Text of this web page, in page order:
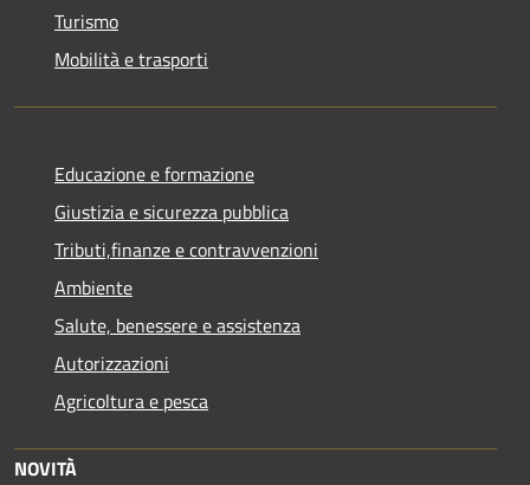
Turismo
Mobilità e trasporti
Educazione e formazione
Giustizia e sicurezza pubblica
Tributi,finanze e contravvenzioni
Ambiente
Salute, benessere e assistenza
Autorizzazioni
Agricoltura e pesca
NOVITÀ